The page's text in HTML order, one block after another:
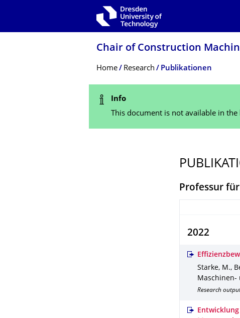
Chair of Construction
Breadcrumb Menu
Home Research Publikationen
Status Message
Info
This document is not available in
Professur
2022
Starke, M.,
Maschinen-
Research